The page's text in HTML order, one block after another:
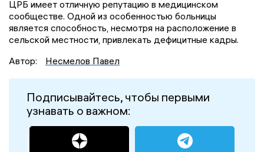
ЦРБ имеет отличную репутацию в медицинском
сообществе. Одной из особенностью больницы
является способность, несмотря на расположение в
сельской местности, привлекать дефицитные кадры.
Автор:
Несмелов Павел
Подписывайтесь, чтобы первыми
узнавать о важном: